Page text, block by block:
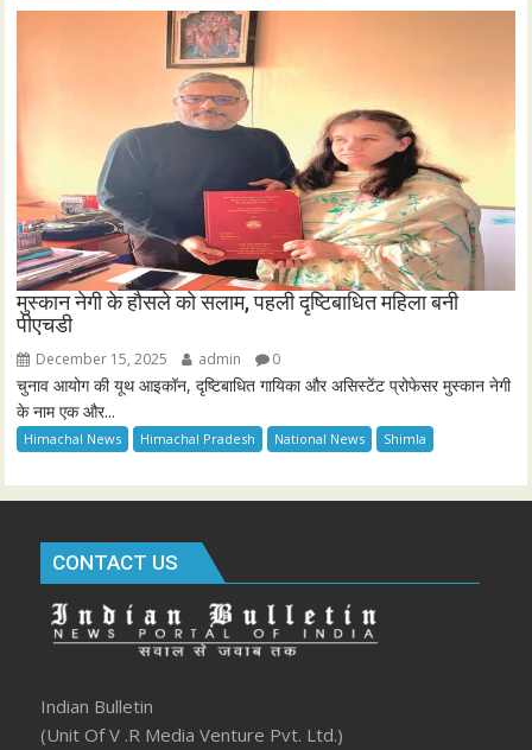
मुस्कान नेगी के हौसले को सलाम, पहली दृष्टिबाधित महिला बनी
पीएचडी
December 15, 2025 admin 0
चुनाव आयोग की यूथ आइकॉन, दृष्टिबाधित गायिका और असिस्टेंट प्रोफेसर मुस्कान नेगी
के नाम एक और...
Himachal News Himachal Pradesh National News Shimla
CONTACT US
Indian Bulletin
(Unit Of V .R Media Venture Pvt. Ltd.)